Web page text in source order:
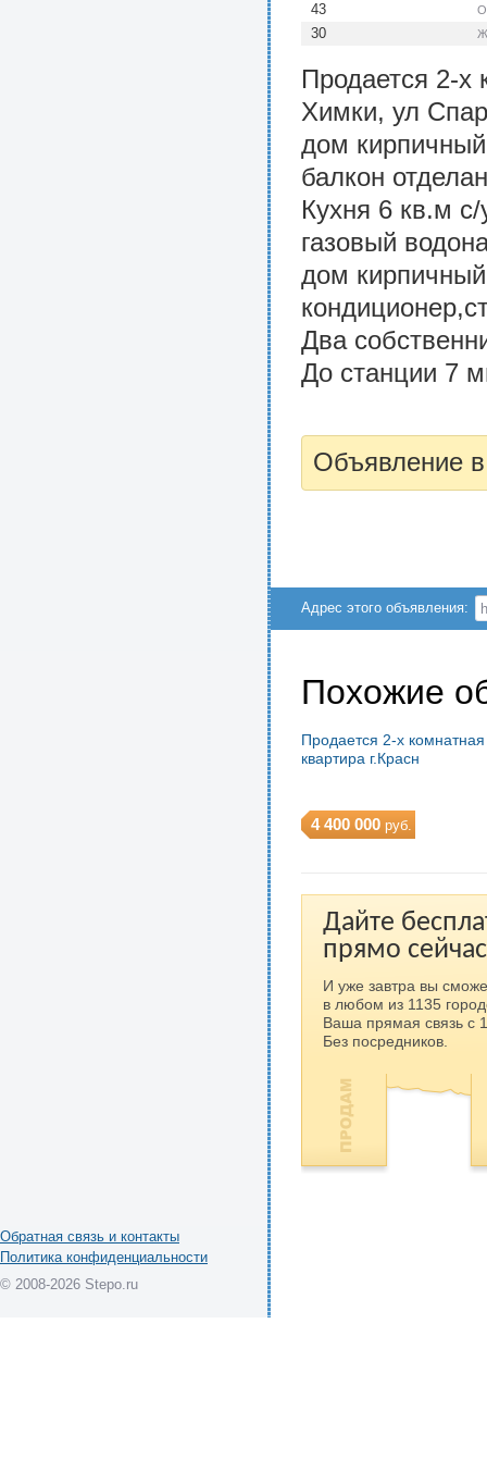
43
30
Продается 2-х
Химки, ул
дом
балкон
Кухня 6 кв.м
газовый
дом
Два
До станции 7
Объявление
Адрес этого объявления:
Похожие
Продается 2-х комнатная
квартира г.Красн
4 400 000 руб.
Дайте
прямо
И уже завтра вы
в любом из 1135
Ваша прямая связь с
Без посредников.
Обратная связь и контакты
Политика конфиденциальности
© 2008-2026 Stepo.ru